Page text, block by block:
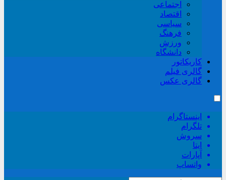
اجتماعی
اقتصاد
سیاسی
فرهنگ
ورزش
دانشگاه
کاریکاتور
گالری فیلم
گالری عکس
اینستاگرام
تلگرام
سروش
ایتا
آپارات
واتساپ